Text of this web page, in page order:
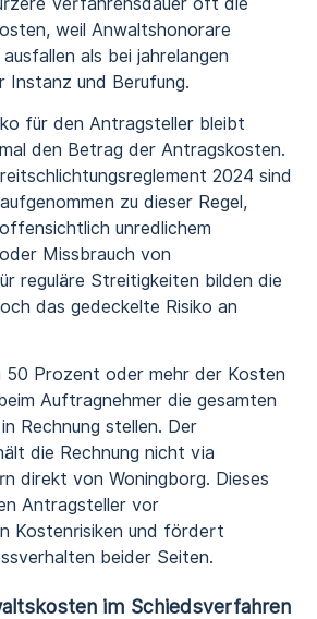
weil Anwaltshonorare
als bei jahrelangen
Instanz und Berufung.
für den Antragsteller bleibt
den Betrag der Antragskosten.
2024 sind
zu dieser Regel,
unredlichem
Missbrauch von
reguläre Streitigkeiten bilden die
das gedeckelte Risiko an
50 Prozent oder mehr der Kosten
Auftragnehmer die gesamten
Rechnung stellen. Der
die Rechnung nicht via
direkt von Woningborg. Dieses
Antragsteller vor
Kostenrisiken und fördert
beider Seiten.
im Schiedsverfahren